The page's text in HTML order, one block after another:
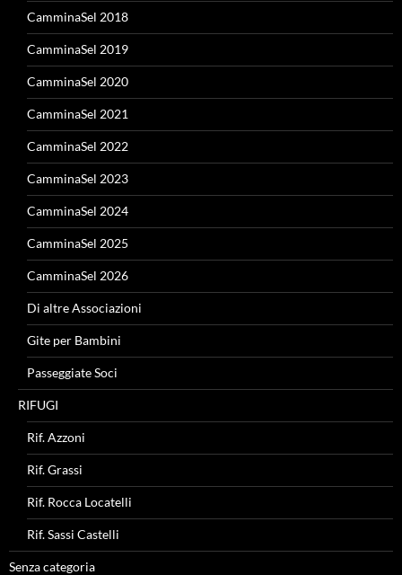
CamminaSel 2018
CamminaSel 2019
CamminaSel 2020
CamminaSel 2021
CamminaSel 2022
CamminaSel 2023
CamminaSel 2024
CamminaSel 2025
CamminaSel 2026
Di altre Associazioni
Gite per Bambini
Passeggiate Soci
RIFUGI
Rif. Azzoni
Rif. Grassi
Rif. Rocca Locatelli
Rif. Sassi Castelli
Senza categoria